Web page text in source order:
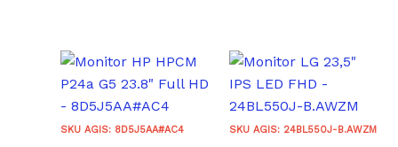
SKU AGIS: 8D5J5AA#AC4 SKU AGIS: 24BL550J-B.AWZM